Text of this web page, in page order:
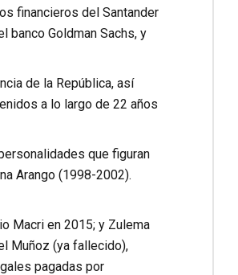
financieros del Santander
banco Goldman Sachs, y
de la República, así
a lo largo de 22 años
que figuran
Arango (1998-2002).
Macri en 2015; y Zulema
Muñoz (ya fallecido),
pagadas por